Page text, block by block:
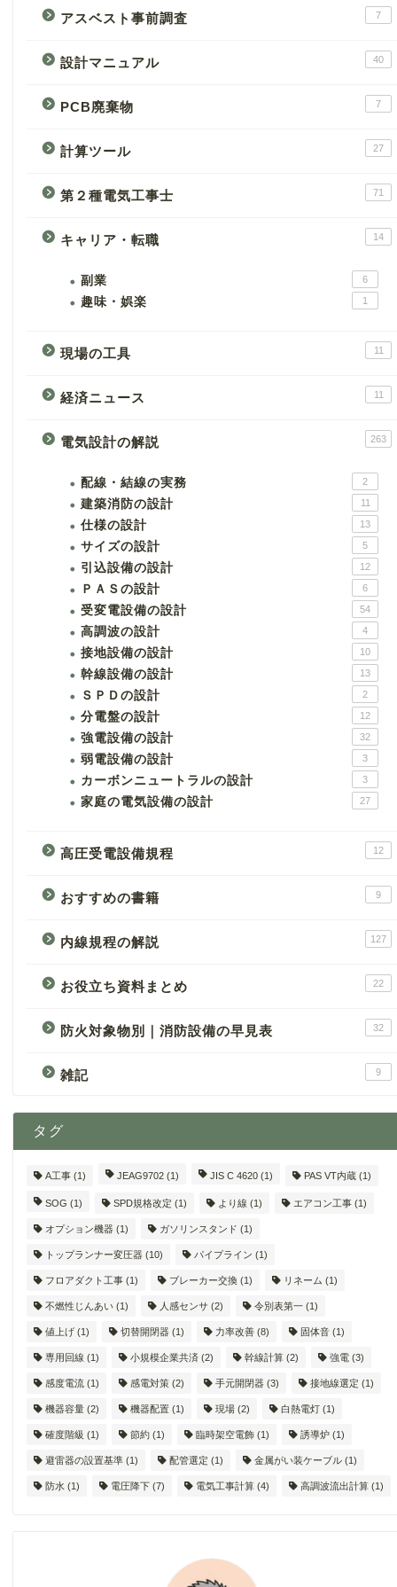
アスベスト事前調査 7
設計マニュアル 40
PCB廃棄物 7
計算ツール 27
第２種電気工事士 71
キャリア・転職 14
副業 6
趣味・娯楽 1
現場の工具 11
経済ニュース 11
電気設計の解説 263
配線・結線の実務 2
建築消防の設計 11
仕様の設計 13
サイズの設計 5
引込設備の設計 12
ＰＡＳの設計 6
受変電設備の設計 54
高調波の設計 4
接地設備の設計 10
幹線設備の設計 13
ＳＰＤの設計 2
分電盤の設計 12
強電設備の設計 32
弱電設備の設計 3
カーボンニュートラルの設計 3
家庭の電気設備の設計 27
高圧受電設備規程 12
おすすめの書籍 9
内線規程の解説 127
お役立ち資料まとめ 22
防火対象物別｜消防設備の早見表 32
雑記 9
タグ
A工事 (1) JEAG9702 (1) JIS C 4620 (1) PAS VT内蔵 (1)
SOG (1) SPD規格改定 (1) より線 (1) エアコン工事 (1)
オプション機器 (1) ガソリンスタンド (1)
トップランナー変圧器 (10) パイプライン (1)
フロアダクト工事 (1) ブレーカー交換 (1) リネーム (1)
不燃性じんあい (1) 人感センサ (2) 令別表第一 (1)
値上げ (1) 切替開閉器 (1) 力率改善 (8) 固体音 (1)
専用回線 (1) 小規模企業共済 (2) 幹線計算 (2) 強電 (3)
感度電流 (1) 感電対策 (2) 手元開閉器 (3) 接地線選定 (1)
機器容量 (2) 機器配置 (1) 現場 (2) 白熱電灯 (1)
確度階級 (1) 節約 (1) 臨時架空電飾 (1) 誘導炉 (1)
避雷器の設置基準 (1) 配管選定 (1) 金属がい装ケーブル (1)
防水 (1) 電圧降下 (7) 電気工事計算 (4) 高調波流出計算 (1)